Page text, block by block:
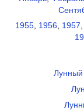
1955, 1956, 1957,
Лунный